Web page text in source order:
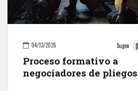
04/13/2026 Sugov
Proceso formativo a
negociadores de pliegos